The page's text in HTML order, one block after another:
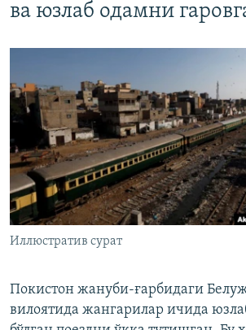
ва юзлаб одамни
Иллюстратив сурат
Покистон жануби-ғарбидаги
вилоятида жангарилар ичида